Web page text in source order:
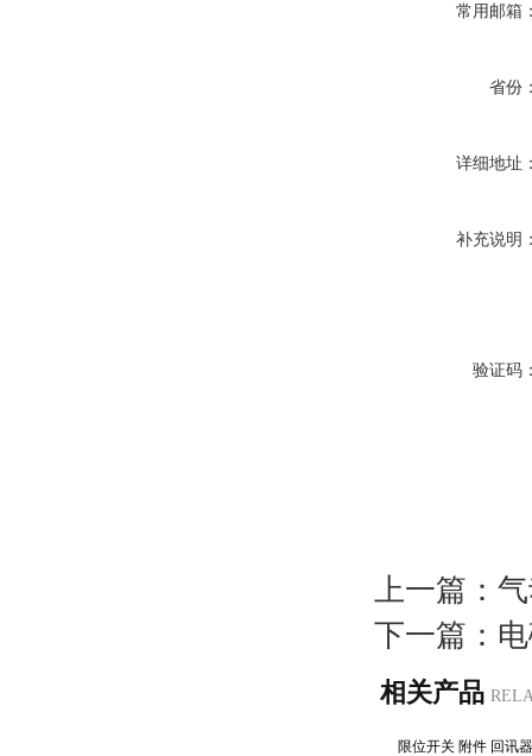
常用邮箱
省份
详细地址
补充说明
验证码
上一篇：
下一篇：
相关产品
限位开关 附件 回